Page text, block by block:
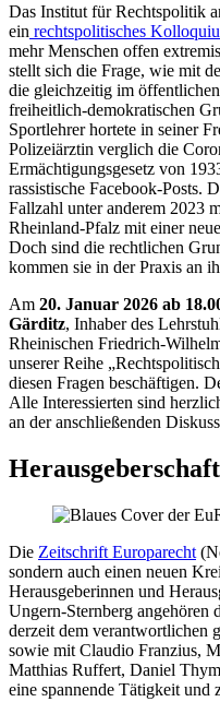
Das Institut für Rechtspolitik
ein rechtspolitisches
mehr Menschen offen
stellt sich die Frage, wie mit
die gleichzeitig im
freiheitlich-demokratischen
Sportlehrer hortete in seiner
Polizeiärztin verglich die
Ermächtigungsgesetz von
rassistische Facebook-Posts.
Fallzahl unter anderem 2023
Rheinland-Pfalz mit einer
Doch sind die rechtlichen
kommen sie in der Praxis an
Am 20. Januar 2026 ab
Gärditz, Inhaber des
Rheinischen Friedrich-
unserer Reihe
diesen Fragen beschäftigen.
Alle Interessierten sind
an der anschließenden
Die Zeitschrift Europarecht
sondern auch einen neuen
Herausgeberinnen und
Ungern-Sternberg angehören
derzeit dem verantwortlichen
sowie mit Claudio Franzius,
Matthias Ruffert, Daniel
eine spannende Tätigkeit und